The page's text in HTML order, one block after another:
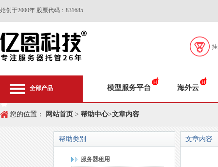
始创于2000年 股票代码：831685
全部产品 模型服务平台 海外云
您的位置： 网站首页 > 帮助中心>文章内容
帮助类别
服务器租用
文章内容